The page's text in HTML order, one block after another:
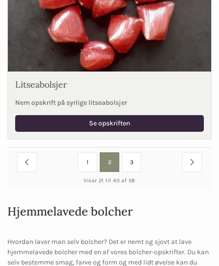
Litseabolsjer
Nem opskrift på syrlige litseabolsjer
Se opskriften
1 2 3
Viser 21 til 40 af 58
Hjemmelavede bolcher
Hvordan laver man selv bolcher? Det er nemt og sjovt at lave
hjemmelavede bolcher med en af vores bolcher-opskrifter. Du kan
selv bestemme smag, farve og form og med lidt øvelse kan du